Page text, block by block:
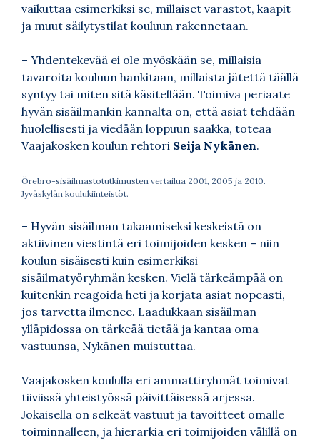
vaikuttaa esimerkiksi se, millaiset varastot, kaapit
ja muut säilytystilat kouluun rakennetaan.
– Yhdentekevää ei ole myöskään se, millaisia
tavaroita kouluun hankitaan, millaista jätettä täällä
syntyy tai miten sitä käsitellään. Toimiva periaate
hyvän sisäilmankin kannalta on, että asiat tehdään
huolellisesti ja viedään loppuun saakka, toteaa
Vaajakosken koulun rehtori Seija Nykänen.
Örebro-sisäilmastotutkimusten vertailua 2001, 2005 ja 2010.
Jyväskylän koulukiinteistöt.
– Hyvän sisäilman takaamiseksi keskeistä on
aktiivinen viestintä eri toimijoiden kesken – niin
koulun sisäisesti kuin esimerkiksi
sisäilmatyöryhmän kesken. Vielä tärkeämpää on
kuitenkin reagoida heti ja korjata asiat nopeasti,
jos tarvetta ilmenee. Laadukkaan sisäilman
ylläpidossa on tärkeää tietää ja kantaa oma
vastuunsa, Nykänen muistuttaa.
Vaajakosken koululla eri ammattiryhmät toimivat
tiiviissä yhteistyössä päivittäisessä arjessa.
Jokaisella on selkeät vastuut ja tavoitteet omalle
toiminnalleen, ja hierarkia eri toimijoiden välillä on